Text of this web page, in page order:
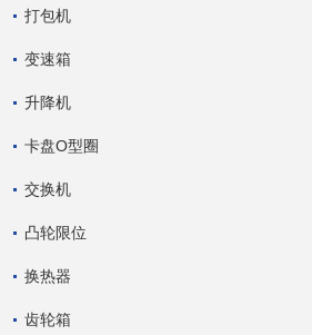
打包机
变速箱
升降机
卡盘O型圈
交换机
凸轮限位
换热器
齿轮箱